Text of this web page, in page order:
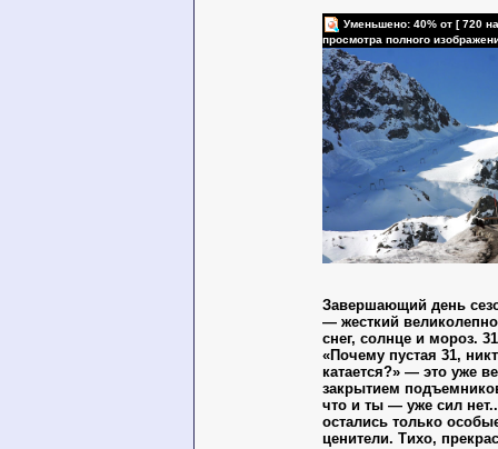
Уменьшено: 40% от [ 720
просмотра полного
Завершающий день
— жесткий
снег, солнце и мороз.
«Почему пустая 31,
катается?» — это уже
закрытием
что и ты — уже сил
остались только
ценители. Тихо,